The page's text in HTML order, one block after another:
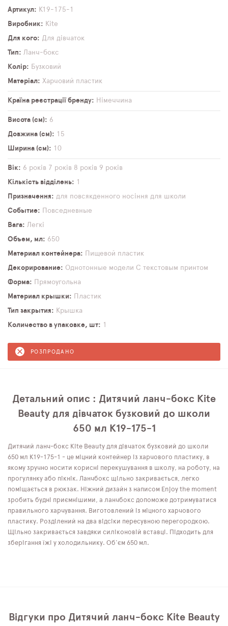
Артикул
K19-175-1
Виробник
Kite
Для кого
Для дівчаток
Тип
Ланч-бокс
Колір
Бузковий
Матеріал
Харчовий пластик
Країна реєстрації бренду Німеччина
Висота (см)
6
Довжина (см)
15
Ширина (см)
10
Вік 6 років 7 років 8 років 9 років
Кількість відділень
1
Призначення
для повсякденного носіння для школи
Событие
Повседневные
Вага
Легкі
Объем, мл
650
Материал контейнера
Пищевой пластик
Декорирование
Однотонные модели С текстовым принтом
Форма
Прямоугольна
Материал крышки
Пластик
Тип закрытия
Крышка
Количество в упаковке, шт
1
РОЗПРОДАНО
Детальний опис : Дитячий ланч-бокс Kite
Beauty для дівчаток бузковий до школи
650 мл K19-175-1
Дитячий ланч-бокс Kite Beauty для дівчаток бузковий до школи
650 мл K19-175-1 - це міцний контейнер із харчового пластику, в
якому зручно носити корисні перекушування в школу, на роботу, на
прогулянку або пікнік. Ланчбокс щільно закривається, легко
поміщається в рюкзак. Ніжний дизайн з написом Enjoy the moment
зробить будні приємнішими, а ланчбокс допоможе дотримуватися
правильного харчування. Виготовлений із міцного харчового
пластику. Розділений на два відсіки пересувною перегородкою.
Щільно закривається завдяки силіконовій вставці. Підходить для
зберігання їжі у холодильнику. Об'єм 650 мл.
Відгуки про Дитячий ланч-бокс Kite Beauty